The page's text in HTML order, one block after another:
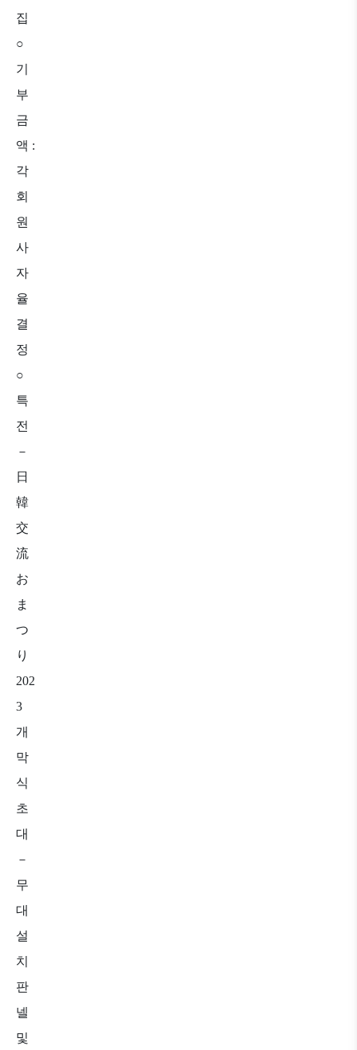
집
○
기
부
금
액 :
각
회
원
사
자
율
결
정
○
특
전
－
日
韓
交
流
お
ま
つ
り
202
3
개
막
식
초
대
－
무
대
설
치
판
넬
및